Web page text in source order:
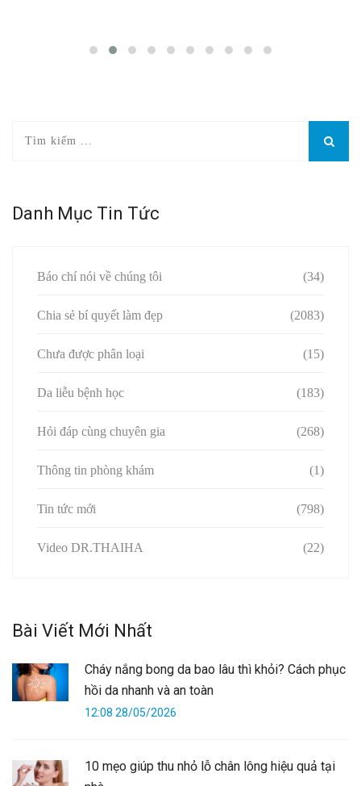
Danh Mục Tin Tức
Báo chí nói về chúng tôi (34)
Chia sẻ bí quyết làm đẹp (2083)
Chưa được phân loại (15)
Da liễu bệnh học (183)
Hỏi đáp cùng chuyên gia (268)
Thông tin phòng khám (1)
Tin tức mới (798)
Video DR.THAIHA (22)
Bài Viết Mới Nhất
Cháy nắng bong da bao lâu thì khỏi? Cách phục
hồi da nhanh và an toàn
12:08 28/05/2026
10 mẹo giúp thu nhỏ lỗ chân lông hiệu quả tại